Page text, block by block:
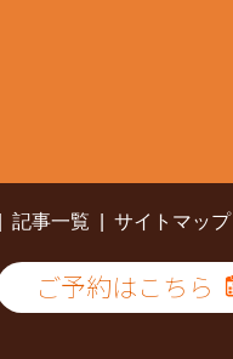
記事一覧 サイトマップ
ご予約はこちら